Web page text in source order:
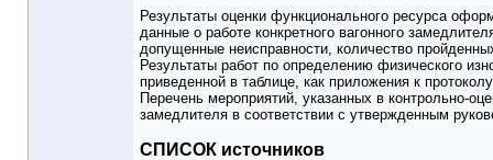
Результаты оценки функционального ресурса
данные о работе конкретного вагонного
допущенные неисправности, количество
Результаты работ по определению физического
приведенной в таблице, как приложения к
Перечень мероприятий, указанных в контрольно-
замедлителя в соответствии с утвержденным
СПИСОК источников